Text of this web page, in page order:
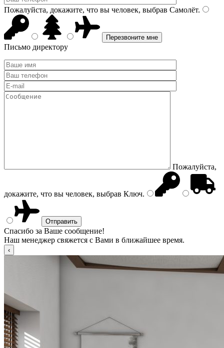
Пожалуйста, докажите, что вы человек, выбрав Самолёт.
Письмо директору
Пожалуйста,
докажите, что вы человек, выбрав Ключ.
Спасибо за Ваше сообщение!
Наш менеджер свяжется с Вами в ближайшее время.